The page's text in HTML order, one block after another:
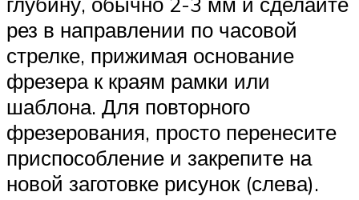
рез в направлении по часовой
стрелке, прижимая основание
фрезера к краям рамки или
шаблона. Для повторного
фрезерования, просто перенесите
приспособление и закрепите на
новой заготовке рисунок (слева).